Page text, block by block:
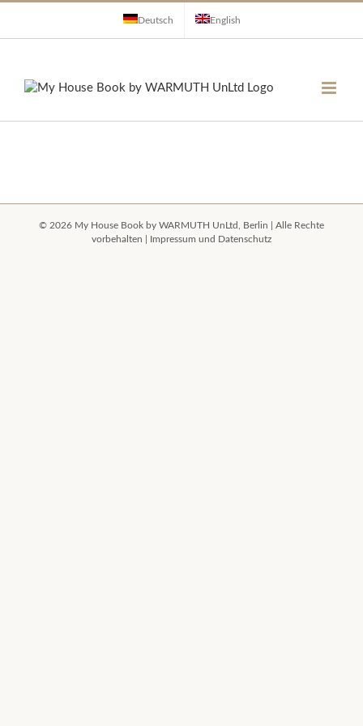
springen
Deutsch English
© 2026 My House Book by WARMUTH UnLtd, Berlin | Alle Rechte
vorbehalten | Impressum und Datenschutz